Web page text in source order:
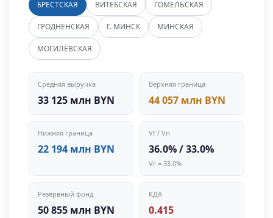
БРЕСТСКАЯ ВИТЕБСКАЯ ГОМЕЛЬСКАЯ
ГРОДНЕНСКАЯ Г. МИНСК МИНСКАЯ
МОГИЛЁВСКАЯ
Средняя выручка
33 125 млн BYN
Верхняя граница
44 057 млн BYN
Нижняя граница
22 194 млн BYN
Vf / Vn
36.0% / 33.0%
Vr = 33.0%
Резервный фонд
50 855 млн BYN
КДА
0.415